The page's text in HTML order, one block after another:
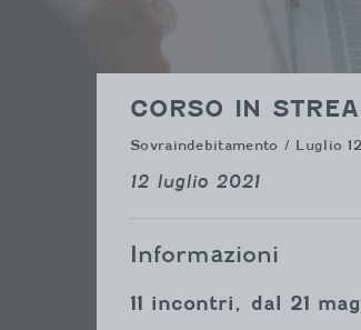
CORSO IN
Sovraindebitamento / Luglio
12 luglio 2021
Informazioni
11 incontri, dal 21